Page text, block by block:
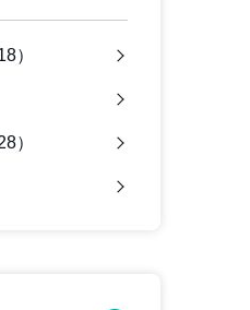
）
）